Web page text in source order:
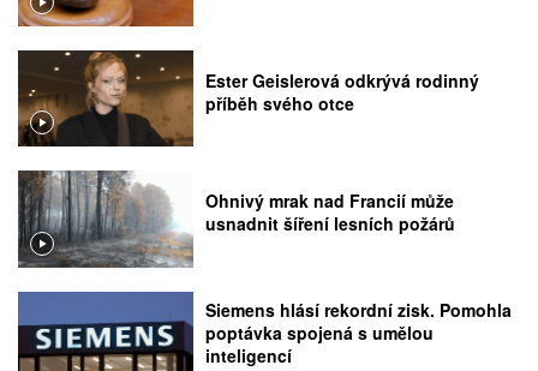
Ester Geislerová odkrývá rodinný
příběh svého otce
Ohnivý mrak nad Francií může
usnadnit šíření lesních požárů
Siemens hlásí rekordní zisk. Pomohla
poptávka spojená s umělou
inteligencí